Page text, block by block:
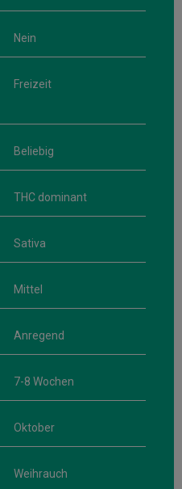
Nein
Freizeit
Beliebig
THC dominant
Sativa
Mittel
Anregend
7-8 Wochen
Oktober
Weihrauch